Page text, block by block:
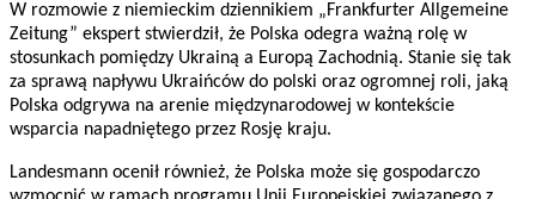
W rozmowie z niemieckim dziennikiem „Frankfurter Allgemeine
Zeitung” ekspert stwierdził, że Polska odegra ważną rolę w
stosunkach pomiędzy Ukrainą a Europą Zachodnią. Stanie się tak
za sprawą napływu Ukraińców do polski oraz ogromnej roli, jaką
Polska odgrywa na arenie międzynarodowej w kontekście
wsparcia napadniętego przez Rosję kraju.
Landesmann ocenił również, że Polska może się gospodarczo